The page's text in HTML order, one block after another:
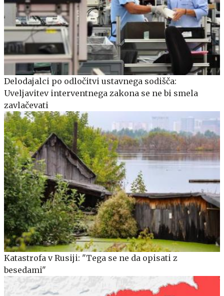
Delodajalci po odločitvi ustavnega sodišča:
Uveljavitev interventnega zakona se ne bi smela
zavlačevati
Katastrofa v Rusiji: "Tega se ne da opisati z
besedami"